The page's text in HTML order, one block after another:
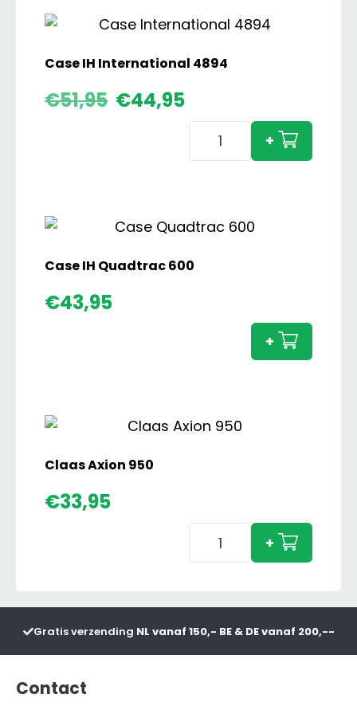
4WD
aantal
Case IH International 4894
€51,95
Oorspronkelijke
€44,95
Huidige
Case
aantal
+
Case IH Quadtrac 600
€43,95
600
+
Claas Axion 950
€33,95
Claas
Axion
+
Gratis verzending NL vanaf 150,- BE & DE vanaf 200,--
Contact